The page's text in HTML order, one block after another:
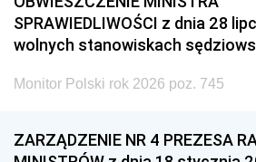
SPRAWIEDLIWOŚCI z dnia 28
wolnych stanowiskach
Monitor Polski rok 2026 poz. 745
ZARZĄDZENIE NR 4 PREZESA